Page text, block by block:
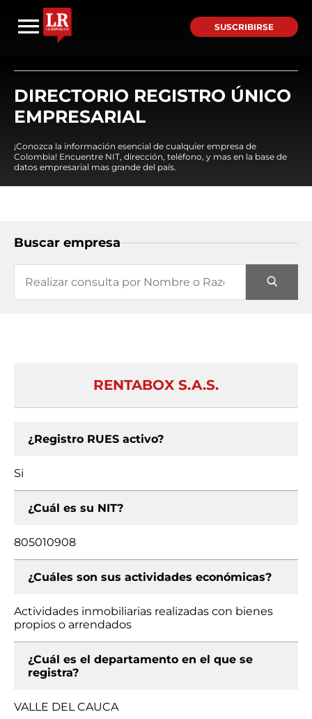
SUSCRIBIRSE
DIRECTORIO REGISTRO ÚNICO
EMPRESARIAL
¡Conozca la información esencial de cualquier empresa de
Colombia! Encuentre NIT, dirección, teléfono, y mas en la base de
datos empresarial mas grande del país.
Buscar empresa
RENTABOX S.A.S.
¿Registro RUES activo?
Si
¿Cuál es su NIT?
805010908
¿Cuáles son sus actividades económicas?
Actividades inmobiliarias realizadas con bienes
propios o arrendados
¿Cuál es el departamento en el que se
registra?
VALLE DEL CAUCA